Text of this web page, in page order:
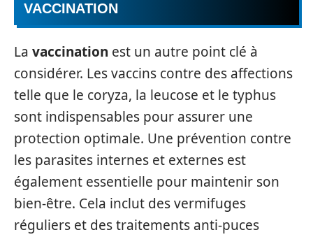
VACCINATION
La vaccination est un autre point clé à
considérer. Les vaccins contre des affections
telle que le coryza, la leucose et le typhus
sont indispensables pour assurer une
protection optimale. Une prévention contre
les parasites internes et externes est
également essentielle pour maintenir son
bien-être. Cela inclut des vermifuges
réguliers et des traitements anti-puces